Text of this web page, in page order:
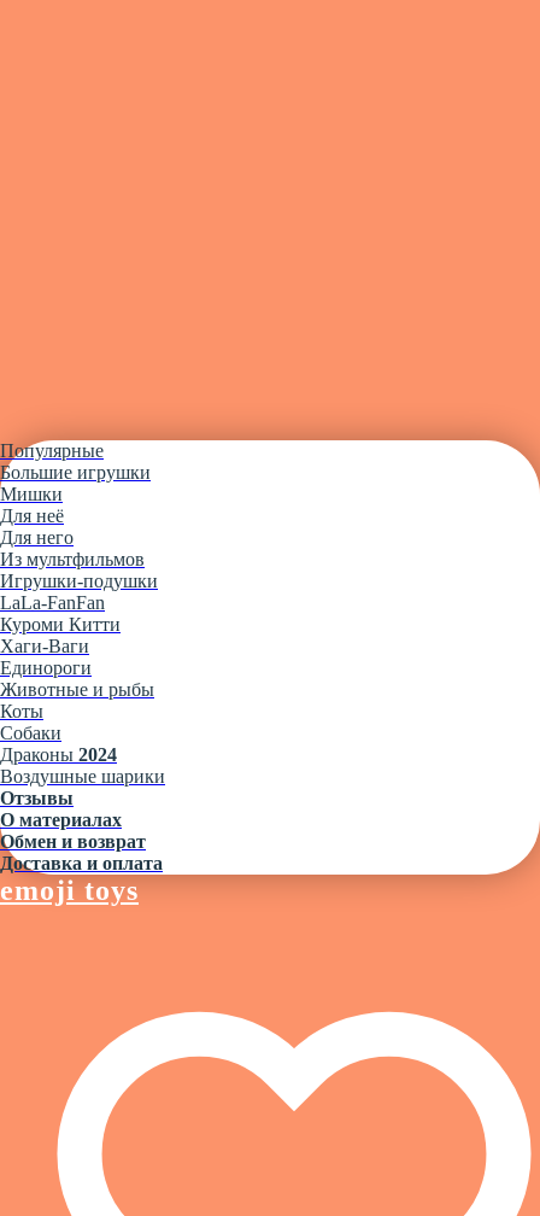
Популярные
Большие игрушки
Мишки
Для неё
Для него
Из мультфильмов
Игрушки-подушки
LaLa-FanFan
Куроми Китти
Хаги-Ваги
Единороги
Животные и рыбы
Коты
Собаки
Драконы 2024
Воздушные шарики
Отзывы
О материалах
Обмен и возврат
Доставка и оплата
emoji toys